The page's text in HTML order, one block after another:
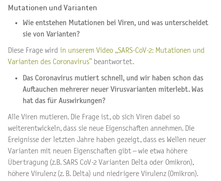
Mutationen und Varianten
Wie entstehen Mutationen bei Viren, und was unterscheidet
sie von Varianten?
Diese Frage wird in unserem Video „SARS-CoV-2: Mutationen und
Varianten des Coronavirus“beantwortet.
Das Coronavirus mutiert schnell, und wir haben schon das
Auftauchen mehrerer neuer Virusvarianten miterlebt. Was
hat das für Auswirkungen?
Alle Viren mutieren. Die Frage ist, ob sich Viren dabei so
weiterentwickeln, dass sie neue Eigenschaften annehmen. Die
Ereignisse der letzten Jahre haben gezeigt, dass es Wellen neuer
Varianten mit neuen Eigenschaften gibt – wie etwa höhere
Übertragung (z.B. SARS CoV-2 Varianten Delta oder Omikron),
höhere Virulenz (z. B. Delta) und niedrigere Virulenz (Omikron).